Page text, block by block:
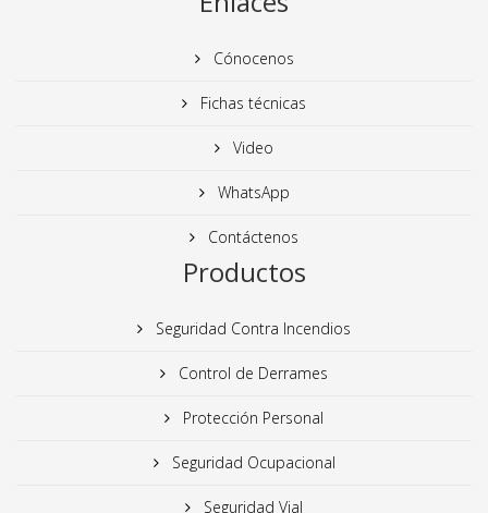
Cónocenos
Fichas técnicas
Video
WhatsApp
Contáctenos
Productos
Seguridad Contra Incendios
Control de Derrames
Protección Personal
Seguridad Ocupacional
Seguridad Vial